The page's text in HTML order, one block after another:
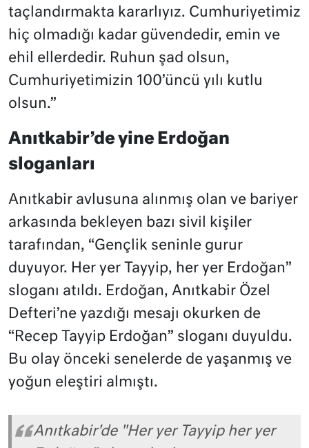
taçlandırmakta kararlıyız. Cumhuriyetimiz
hiç olmadığı kadar güvendedir, emin ve
ehil ellerdedir. Ruhun şad olsun,
Cumhuriyetimizin 100’üncü yılı kutlu
olsun.”
Anıtkabir’de yine Erdoğan
sloganları
Anıtkabir avlusuna alınmış olan ve bariyer
arkasında bekleyen bazı sivil kişiler
tarafından, “Gençlik seninle gurur
duyuyor. Her yer Tayyip, her yer Erdoğan”
sloganı atıldı. Erdoğan, Anıtkabir Özel
Defteri’ne yazdığı mesajı okurken de
“Recep Tayyip Erdoğan” sloganı duyuldu.
Bu olay önceki senelerde de yaşanmış ve
yoğun eleştiri almıştı.
Anıtkabir'de "Her yer Tayyip her yer